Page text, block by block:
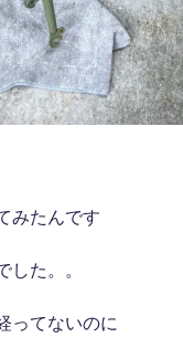
みたんです
した。。
ってないのに